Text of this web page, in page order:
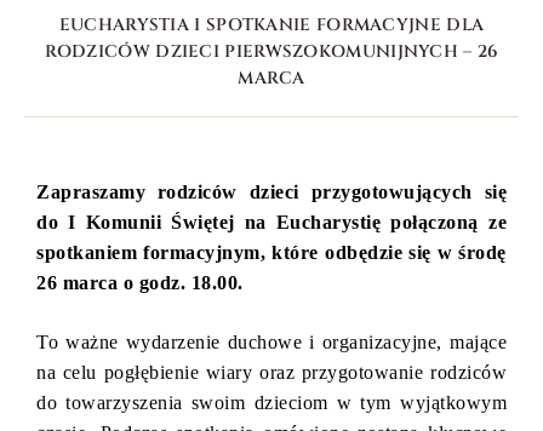
EUCHARYSTIA I SPOTKANIE FORMACYJNE DLA
RODZICÓW DZIECI PIERWSZOKOMUNIJNYCH – 26
MARCA
Zapraszamy rodziców dzieci przygotowujących się
do I Komunii Świętej na Eucharystię połączoną ze
spotkaniem formacyjnym, które odbędzie się w środę
26 marca o godz. 18.00.
To ważne wydarzenie duchowe i organizacyjne, mające
na celu pogłębienie wiary oraz przygotowanie rodziców
do towarzyszenia swoim dzieciom w tym wyjątkowym